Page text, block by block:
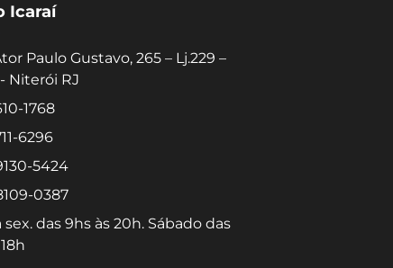
Icaraí
Paulo Gustavo, 265 – Lj.229 –
Niterói RJ
1768
6296
5424
0387
sex. das 9hs às 20h. Sábado das